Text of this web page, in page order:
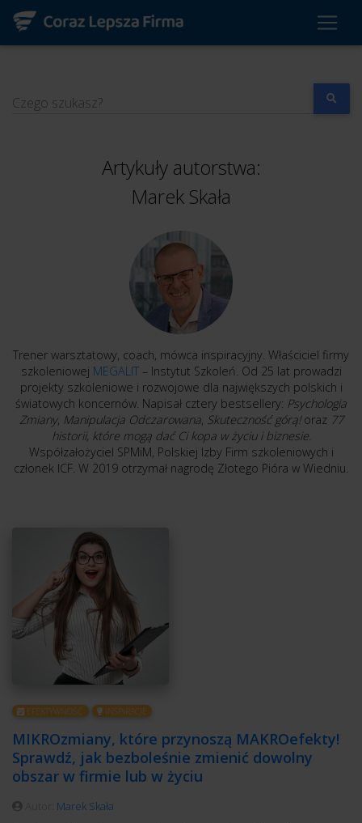
Czego szukasz?
Artykuły autorstwa:
Marek Skała
Trener warsztatowy, coach, mówca inspiracyjny. Właściciel firmy
szkoleniowej MEGALIT– Instytut Szkoleń. Od 25 lat prowadzi
projekty szkoleniowe i rozwojowe dla największych polskich i
światowych koncernów. Napisał cztery bestsellery: Psychologia
Zmiany, Manipulacja Odczarowana, Skuteczność górą!oraz 77
historii, które mogą dać Ci kopa w życiu i biznesie.
Współzałożyciel SPMiM, Polskiej Izby Firm szkoleniowych i
członek ICF. W 2019 otrzymał nagrodę Złotego Pióra w Wiedniu.
EFEKTYWNOŚĆ INSPIRACJE
MIKROzmiany, które przynoszą MAKROefekty!
Sprawdź, jak bezboleśnie zmienić dowolny
obszar w firmie lub w życiu
Marek Skała